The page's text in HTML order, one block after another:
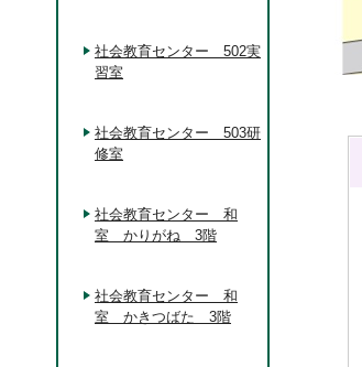
社会教育センター 502実
習室
社会教育センター 503研
修室
社会教育センター 和
室 かりがね 3階
社会教育センター 和
室 かきつばた 3階